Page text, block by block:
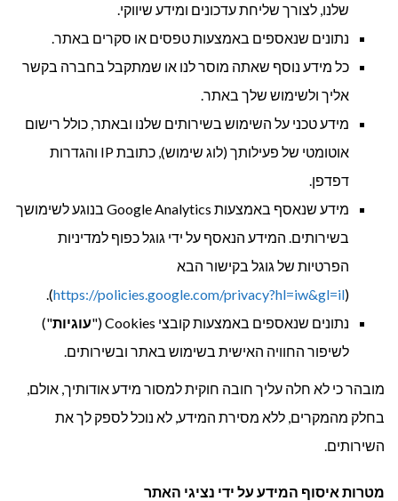
שלנו, לצורך שליחת עדכונים ומידע שיווקי.
נתונים שנאספים באמצעות טפסים או סקרים באתר.
כל מידע נוסף שאתה מוסר לנו או שמתקבל בחברה בקשר
אליך ולשימוש שלך באתר.
מידע טכני על השימוש בשירותים שלנו ובאתר, כולל רישום
אוטומטי של פעילותך (לוג שימוש), כתובת IP והגדרות
דפדפן.
מידע שנאסף באמצעות Google Analytics בנוגע לשימושך
בשירותים. המידע הנאסף על ידי גוגל כפוף למדיניות
הפרטיות של גוגל בקישור הבא
(
https://policies.google.com/privacy?hl=iw&gl=il
).
נתונים שנאספים באמצעות קובצי Cookies ("
עוגיות")
לשיפור החוויה האישית בשימוש באתר ובשירותים.
מובהר כי לא חלה עליך חובה חוקית למסור מידע אודותיך, אולם,
בחלק מהמקרים, ללא מסירת המידע, לא נוכל לספק לך את
השירותים.
מטרות איסוף המידע על ידי נציגי האתר